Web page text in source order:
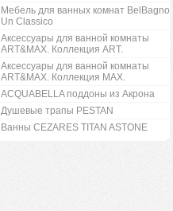
Мебель для ванных комнат BelBagno
Un Classico
Аксессуары для ванной комнаты
ART&MAX. Коллекция ART.
Аксессуары для ванной комнаты
ART&MAX. Коллекция MAX.
ACQUABELLA поддоны из Акрона
Душевые трапы PESTAN
Ванны CEZARES TITAN ASTONE